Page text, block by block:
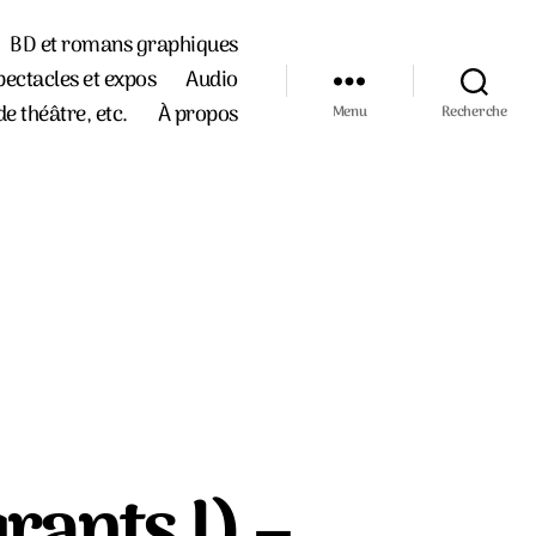
BD et romans graphiques
et expos
Audio
théâtre, etc.
À propos Menu Recherche